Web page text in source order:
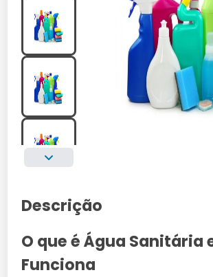
Descrição
O que é Água Sanitária
Funciona